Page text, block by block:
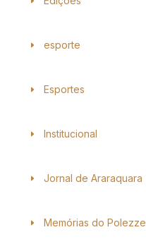
esporte
Esportes
Institucional
Jornal de Araraquara
Memórias do Polezze